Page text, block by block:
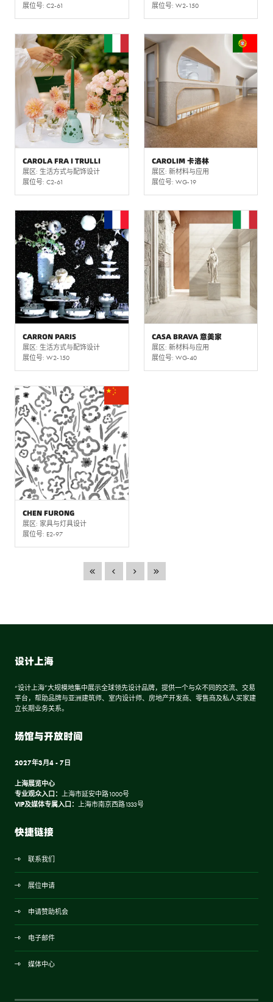
展位号: C2-61
展位号: W2-150
CAROLA FRA I TRULLI
展区: 生活方式与配饰设计
展位号: C2-61
CAROLIM 卡洛林
展区: 新材料与应用
展位号: WG-19
CARRON PARIS
展区: 生活方式与配饰设计
展位号: W2-150
CASA BRAVA 意美家
展区: 新材料与应用
展位号: WG-40
CHEN FURONG
展区: 家具与灯具设计
展位号: E2-97
设计上海
“设计上海”大规模地集中展示全球领先设计品牌，提供一个与众不同的交流、交易
平台，帮助品牌与亚洲建筑师、室内设计师、房地产开发商、零售商及私人买家建
立长期业务关系。
场馆与开放时间
2027年3月4 - 7日
上海展览中心
专业观众入口：
上海市延安中路1000号
VIP及媒体专属入口：
上海市南京西路1333号
快捷链接
联系我们
展位申请
申请赞助机会
电子邮件
媒体中心